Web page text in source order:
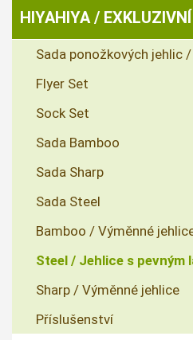
HIYAHIYA /
Sada ponožkových jehlic /
Flyer Set
Sock Set
Sada Bamboo
Sada Sharp
Sada Steel
Bamboo / Výměnné
Steel / Jehlice s pevným
Sharp / Výměnné jehlice
Příslušenství